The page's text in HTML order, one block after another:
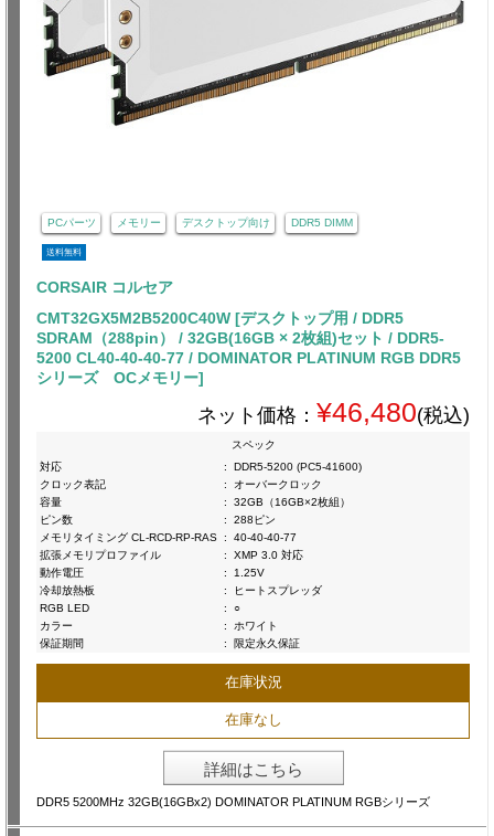
PCパーツ メモリー デスクトップ向け DDR5 DIMM
送料無料
CORSAIR コルセア
CMT32GX5M2B5200C40W [デスクトップ用 / DDR5
SDRAM（288pin） / 32GB(16GB × 2枚組)セット / DDR5-
5200 CL40-40-40-77 / DOMINATOR PLATINUM RGB DDR5
シリーズ OCメモリー]
ネット価格： ¥46,480(税込)
スペック
対応
:
DDR5-5200 (PC5-41600)
クロック表記
:
オーバークロック
容量
:
32GB（16GB×2枚組）
ピン数
:
288ピン
メモリタイミング CL-RCD-RP-RAS :
40-40-40-77
拡張メモリプロファイル
:
XMP 3.0 対応
動作電圧
:
1.25V
冷却放熱板
:
ヒートスプレッダ
RGB LED
:
○
カラー
:
ホワイト
保証期間
: 限定永久保証
在庫状況
在庫なし
詳細はこちら
DDR5 5200MHz 32GB(16GBx2) DOMINATOR PLATINUM RGBシリーズ